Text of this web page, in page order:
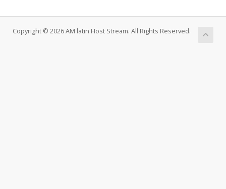
Copyright © 2026 AM latin Host Stream. All Rights Reserved.